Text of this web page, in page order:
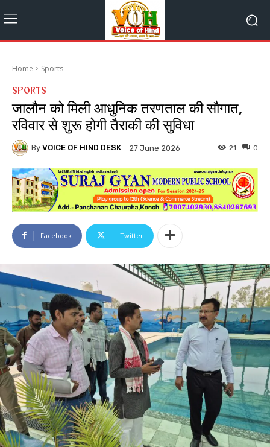
Home Sports
SPORTS
जालौन को मिली आधुनिक तरणताल की सौगात,
रविवार से शुरू होगी तैराकी की सुविधा
By VOICE OF HIND DESK 27 June 2026 0
21
Facebook Twitter